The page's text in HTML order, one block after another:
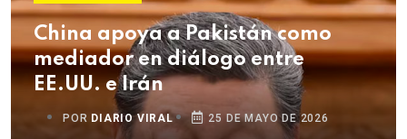
China apoya a Pakistán como
mediador en diálogo entre
EE.UU. e Irán
POR DIARIO VIRAL 25 DE MAYO DE 2026